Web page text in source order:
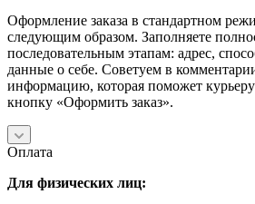
Оформление заказа в стандартном
следующим образом. Заполняете
последовательным этапам: адрес,
данные о себе. Советуем в
информацию, которая поможет
кнопку «Оформить заказ».
Оплата
Для физических лиц: